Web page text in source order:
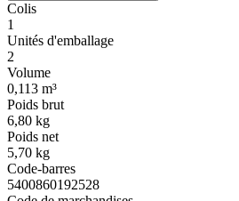
Colis
1
Unités d'emballage
2
Volume
0,113 m³
Poids brut
6,80 kg
Poids net
5,70 kg
Code-barres
5400860192528